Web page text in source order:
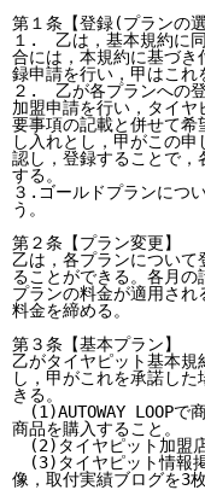
第１条【登録(プランの
１.　乙は，基本規約に
合には，本規約に基づ
録申請を行い，甲はこれ
２.　乙が各プランへの
加盟申請を行い，タイ
要事項の記載と併せて希
し入れとし，甲がこの
認し，登録することで，
する。
３.ゴールドプランにつ
う。
第２条【プラン変更】
乙は，各プランについ
ることができる。各月
プランの料金が適用され
料金を締める。
第３条【基本プラン】
乙がタイヤピット基本
し，甲がこれを承諾し
きる。
(1)AUTOWAY LOOPで
商品を購入すること。
(2)タイヤピット加盟
(3)タイヤピット情報
像，取付実績ブログを3